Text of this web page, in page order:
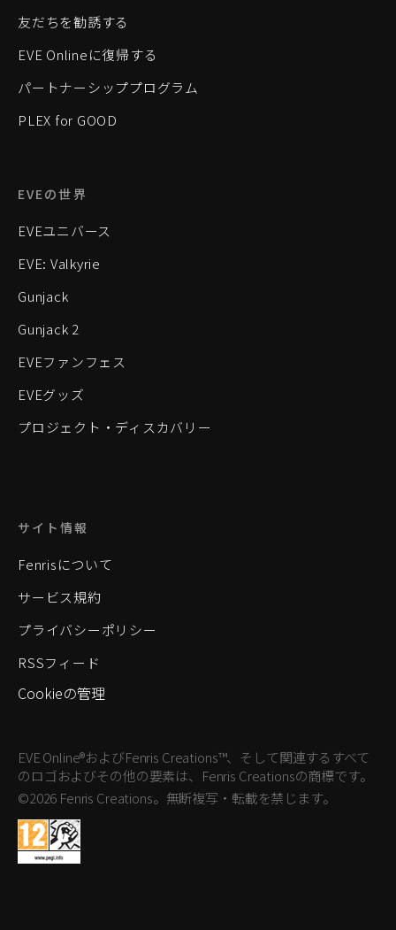
友だちを勧誘する
EVE Onlineに復帰する
パートナーシッププログラム
PLEX for GOOD
EVEの世界
EVEユニバース
EVE: Valkyrie
Gunjack
Gunjack 2
EVEファンフェス
EVEグッズ
プロジェクト・ディスカバリー
サイト情報
Fenrisについて
サービス規約
プライバシーポリシー
RSSフィード
Cookieの管理
EVE Online®およびFenris Creations™、そして関連するすべて
のロゴおよびその他の要素は、Fenris Creationsの商標です。
©2026 Fenris Creations。無断複写・転載を禁じます。